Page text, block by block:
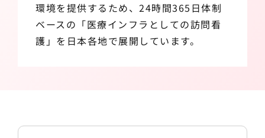
環境を提供するため、24時間365日体制
ベースの「医療インフラとしての訪問看
護」を日本各地で展開しています。